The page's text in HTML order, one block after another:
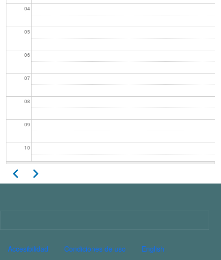
04
05
06
07
08
09
10
Paginación
AnteriorSiguiente
PIE DE PÁGINA CULTURA
Accesibilidad Condiciones de uso
English